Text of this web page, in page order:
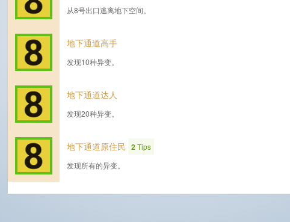
从8号出口逃离地下空间。
地下通道高手
发现10种异变。
地下通道达人
发现20种异变。
地下通道原住民 2Tips
发现所有的异变。